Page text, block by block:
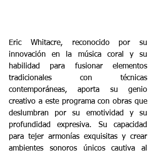
Eric Whitacre, reconocido por su
innovación en la música coral y su
habilidad para fusionar elementos
tradicionales con técnicas
contemporáneas, aporta su genio
creativo a este programa con obras que
deslumbran por su emotividad y su
profundidad expresiva. Su capacidad
para tejer armonías exquisitas y crear
ambientes sonoros únicos cautiva al